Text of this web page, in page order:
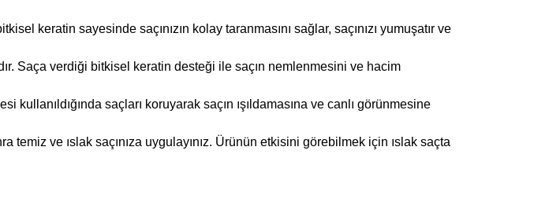
keratin sayesinde saçınızın kolay taranmasını sağlar, saçınızı yumuşatır ve
Saça verdiği bitkisel keratin desteği ile saçın nemlenmesini ve hacim
saçları koruyarak saçın ışıldamasına ve canlı görünmesine
ve ıslak saçınıza uygulayınız. Ürünün etkisini görebilmek için ıslak saçta